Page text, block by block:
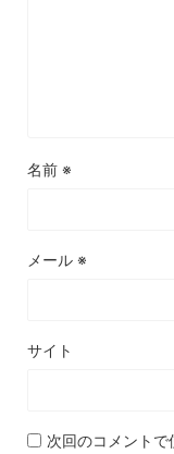
名前 ※
メール ※
サイト
次回のコメント